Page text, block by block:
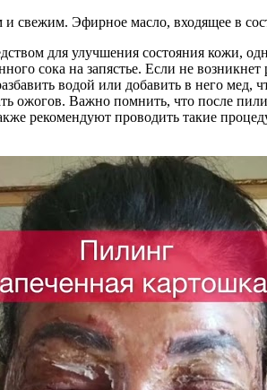
свежим. Эфирное масло, входящее в
для улучшения состояния кожи,
сока на запястье. Если не
водой или добавить в него мед,
ожогов. Важно помнить, что после
рекомендуют проводить такие